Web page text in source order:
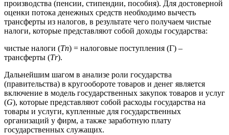
производства (пенсии, стипендии, пособия). Для достоверной
оценки потока денежных средств необходимо вычесть
трансферты из налогов, в результате чего получаем чистые
налоги, которые представляют собой доходы государства:
чистые налоги (Тп) = налоговые поступления (Г) –
трансферты (Тr).
Дальнейшим шагом в анализе роли государства
(правительства) в кругообороте товаров и денег является
включение в модель государственных закупок товаров и услуг
(G), которые представляют собой расходы государства на
товары и услуги, купленные для государственных
организаций у фирм, а также заработную плату
государственных служащих.